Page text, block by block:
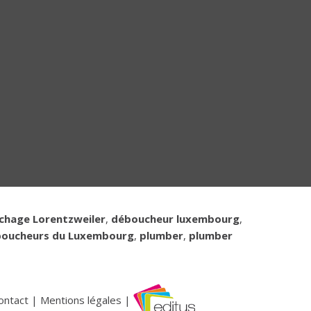
Lorentzweiler, déboucheur luxembourg,
du Luxembourg, plumber, plumber
| Mentions légales |